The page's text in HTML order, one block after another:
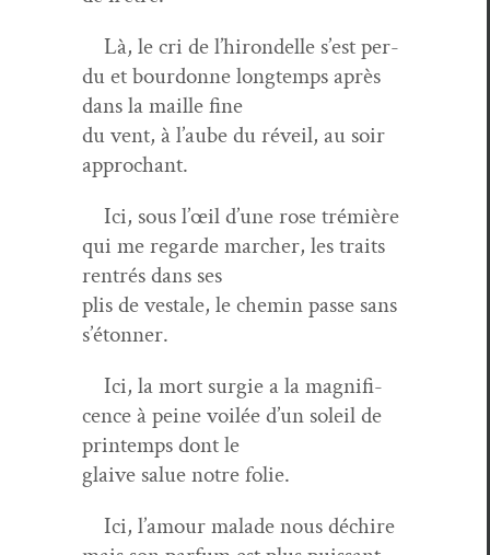
Là, le cri de l’hi­ron­delle s’est per­
du et bour­donne longtemps après
dans la maille fine
du vent, à l’aube du réveil, au soir
approchant.
Ici, sous l’œil d’une rose trémière
qui me regarde marcher, les traits
ren­trés dans ses
plis de vestale, le chemin passe sans
s’étonner.
Ici, la mort surgie a la mag­nif­i­
cence à peine voilée d’un soleil de
print­emps dont le
glaive salue notre folie.
Ici, l’amour malade nous déchire